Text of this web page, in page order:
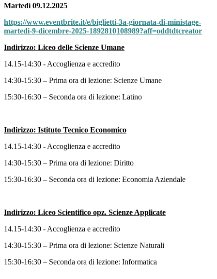
Martedì 09.12.2025
https://www.eventbrite.it/e/biglietti-3a-giornata-di-ministage-
martedi-9-dicembre-2025-1892810108989?aff=oddtdtcreator
Indirizzo: Liceo delle Scienze Umane
14.15-14:30 - Accoglienza e accredito
14:30-15:30 – Prima ora di lezione: Scienze Umane
15:30-16:30 – Seconda ora di lezione: Latino
Indirizzo: Istituto Tecnico Economico
14.15-14:30 - Accoglienza e accredito
14:30-15:30 – Prima ora di lezione: Diritto
15:30-16:30 – Seconda ora di lezione: Economia Aziendale
Indirizzo: Liceo Scientifico opz. Scienze Applicate
14.15-14:30 - Accoglienza e accredito
14:30-15:30 – Prima ora di lezione: Scienze Naturali
15:30-16:30 – Seconda ora di lezione: Informatica